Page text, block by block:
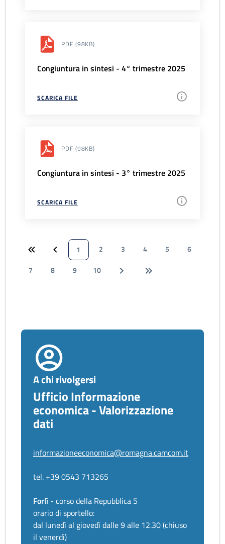
PDF (98KB)
Congiuntura in sintesi - 4° trimestre 2025
SCARICA FILE
PDF (98KB)
Congiuntura in sintesi - 3° trimestre 2025
SCARICA FILE
1 2 3 4 5
6
7
8 9 10
A chi rivolgersi
Ufficio Informazione
economica - Valorizzazione
dati
informazioneeconomica@romagna.camcom.it
tel. +39 0543 713265
Forlì - corso della Repubblica 5
orario di sportello:
dal lunedì al giovedì dalle 9 alle 12.30 (chiuso
il venerdì)